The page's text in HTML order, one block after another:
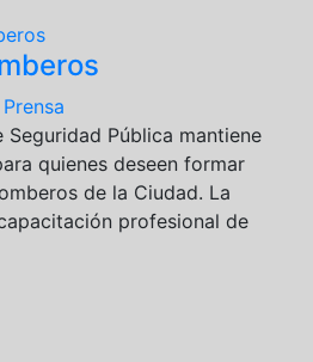
Pública mantiene
quienes deseen formar
de la Ciudad. La
profesional de